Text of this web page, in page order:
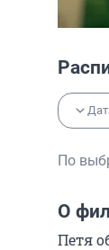
По
О
Петя